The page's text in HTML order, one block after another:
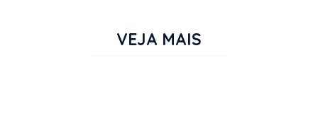
VEJA MAIS